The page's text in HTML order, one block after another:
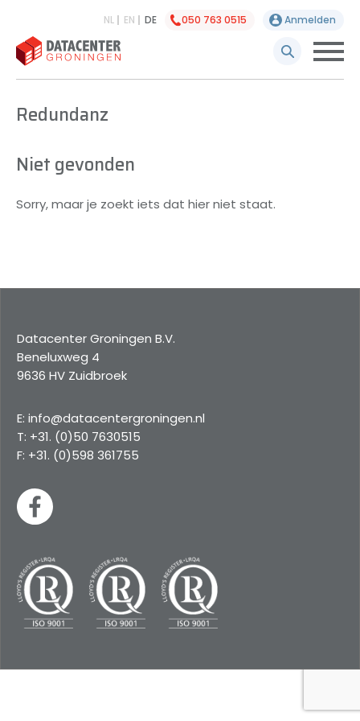
NL EN DE 050 763 0515 Anmelden
Redundanz
Niet gevonden
Sorry, maar je zoekt iets dat hier niet staat.
Datacenter Groningen B.V.
Beneluxweg 4
9636 HV Zuidbroek
E: info@datacentergroningen.nl
T: +31. (0)50 7630515
F: +31. (0)598 361755